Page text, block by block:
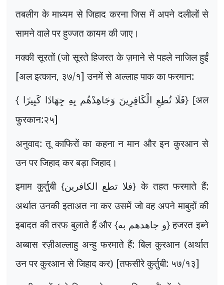
तबलीग के माध्यम से जिहाद करना जिस में अपने दलीलों से
सामने वाले पर हुज्जत कायम की जाए।
मक्की सूरतों (जो सूरते हिजरत के ज़माने से पहले नाजिल हुईं
[अल इत्कान, ३७/१] उनमें से अल्लाह पाक का फरमान:
{
فَلَا تُطِعِ الْكَافِرِينَ وَجَاهِدْهُم بِهِ جِهَادًا كَبِيرًا} [अल
फुरकान:२५]
अनुवाद: तू काफिरों का कहनान मान और इन कुरआन से
उन पर जिहाद कर बड़ा जिहाद।
इमाम कुर्तुबी {فلا تطع الكافرين}के तहत फरमाते हैं:
अर्थात उनकी इताअत ना कर उसमें जो वह अपने माबुदों की
इबादत की तरफ बुलाते हैं और{و جاهدهم به}हजरत इब्ने
अब्बास रज़ीअल्लाहु अन्हु फरमाते हैं: बिल कुरआन (अर्थात
उन पर कुरआन से जिहाद कर) [तफसीरे कुर्तुबी: ५७/१३]